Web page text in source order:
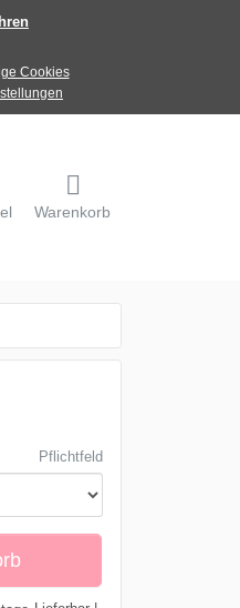
Cookies
Warenkorb
Pflichtfeld